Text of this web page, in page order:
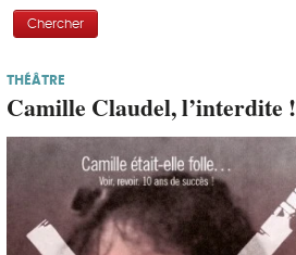
Chercher
THÉÂTRE
Camille Claudel, l’interdite !